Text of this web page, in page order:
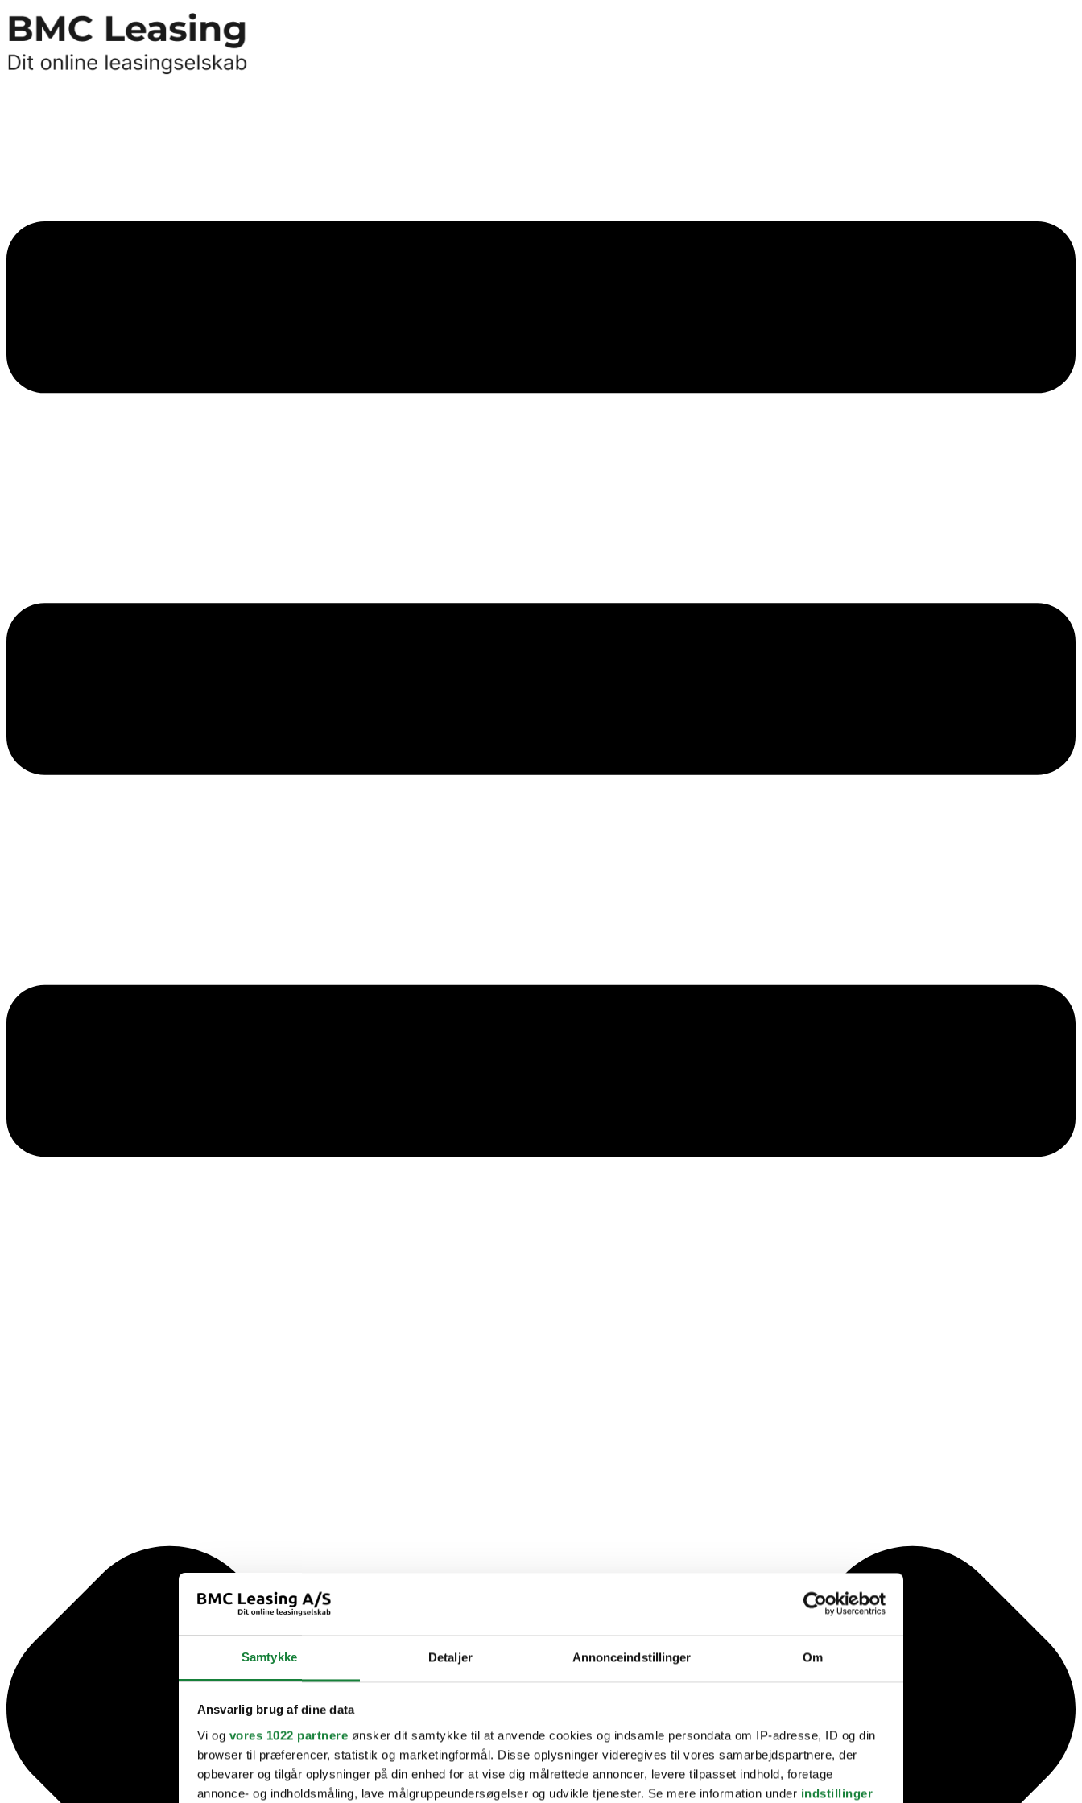
Samtykke Detaljer Annonceindstillinger Om
Ansvarlig brug af dine data
Vi og vores 1022 partnere ønsker dit samtykke til at anvende cookies og indsamle persondata om IP-adresse, ID og din
browser til præferencer, statistik og marketingformål. Disse oplysninger videregives til vores samarbejdspartnere, der
opbevarer og tilgår oplysninger på din enhed for at vise dig målrettede annoncer, levere tilpasset indhold, foretage
annonce- og indholdsmåling, lave målgruppeundersøgelser og udvikle tjenester. Se mere information under indstillinger
til
indhold